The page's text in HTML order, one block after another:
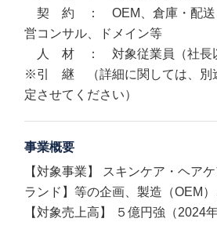
契 約 ： OEM、倉庫・配送
営コンサル、ドメイン等
人 材 ： 対象従業員（社長
※引 継 （詳細に関しては、別
定させてください）
事業概要
【対象事業】 スキンケア・ヘア
ランド】等の企画、製造（OEM
【対象売上高】 ５億円強（2024